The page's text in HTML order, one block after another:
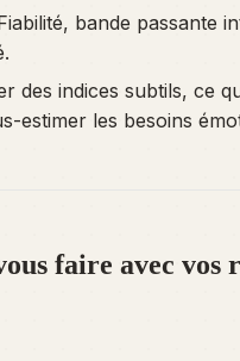
bande passante
des indices subtils, ce
estimer les besoins
faire avec vos